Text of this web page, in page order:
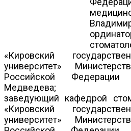
«Кировский
университет»
Российской
Медведева;
заведующий кафедрой
«Кировский
университет»